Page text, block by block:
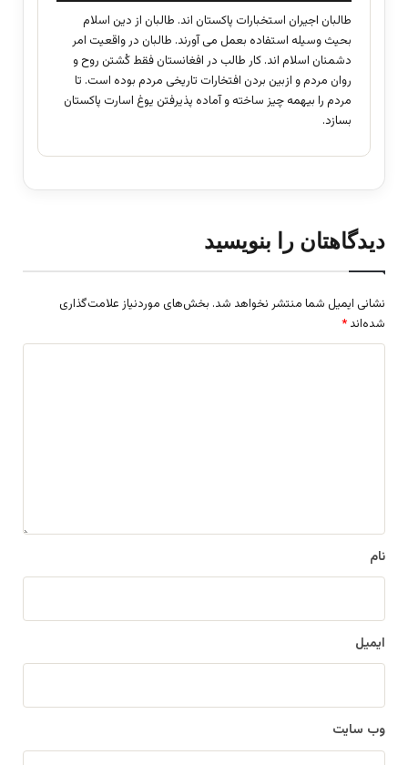
طالبان اجیران استخبارات پاکستان اند. طالبان از دین اسلام
بحیث وسیله استفاده بعمل می آورند. طالبان در واقعیت امر
دشمنان اسلام اند. کار طالب در افغانستان فقط کُشتن روح و
روان مردم و ازبین بردن افتخارات تاریخی مردم بوده است. تا
مردم را بیهمه چیز ساخته و آماده پذیرفتن یوغ اسارت پاکستان
بسازد.
دیدگاهتان را بنویسید
نشانی ایمیل شما منتشر نخواهد شد. بخش‌های موردنیاز علامت‌گذاری
شده‌اند *
نام
ایمیل
وب‌ سایت